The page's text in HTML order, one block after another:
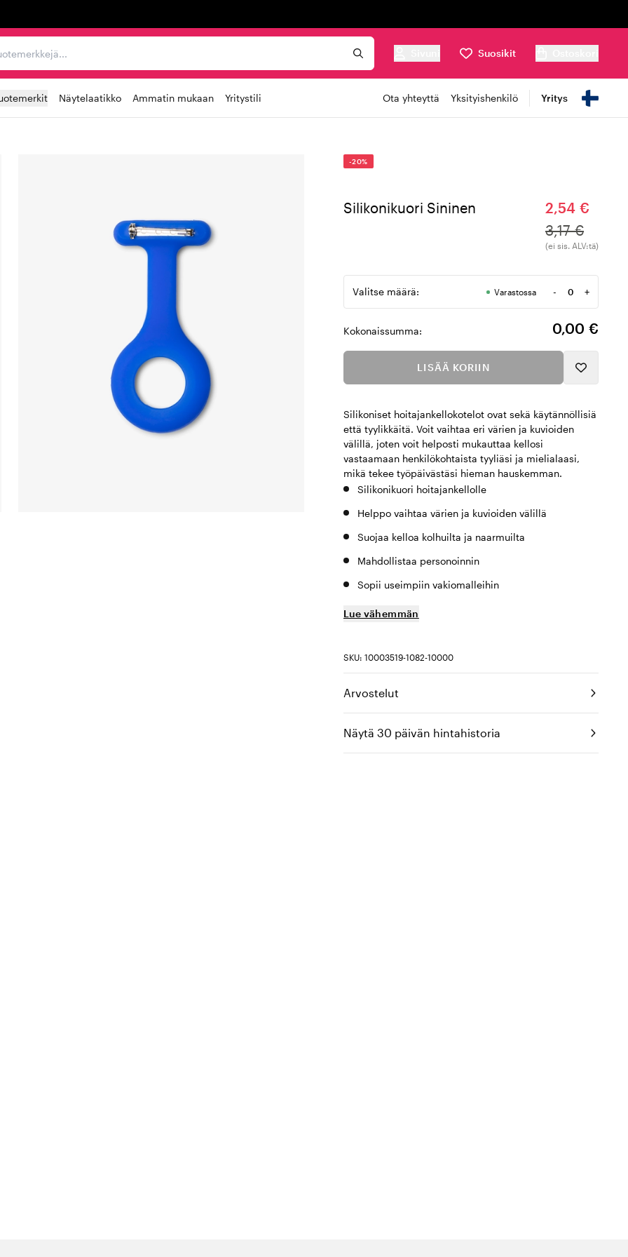
tuotemerkkejä...
Suosikit
Näytelaatikko Ammatin mukaan Yritystili Ota yhteyttä Yksityishenkilö Yritys
-20%
Silikonikuori Sininen
2,54 €
3,17 €
(ei sis. ALV:tä)
Valitse määrä: Varastossa -
Määrä
+
Kokonaissumma: 0,00 €
LISÄÄ KORIIN
Silikoniset hoitajankellokotelot ovat sekä käytännöllisiä
että tyylikkäitä. Voit vaihtaa eri värien ja kuvioiden
välillä, joten voit helposti mukauttaa kellosi
vastaamaan henkilökohtaista tyyliäsi ja mielialaasi,
mikä tekee työpäivästäsi hieman hauskemman.
Silikonikuori hoitajankellolle
Helppo vaihtaa värien ja kuvioiden välillä
Suojaa kelloa kolhuilta ja naarmuilta
Mahdollistaa personoinnin
Sopii useimpiin vakiomalleihin
Lue vähemmän
SKU: 10003519-1082-10000
Arvostelut
Näytä 30 päivän hintahistoria